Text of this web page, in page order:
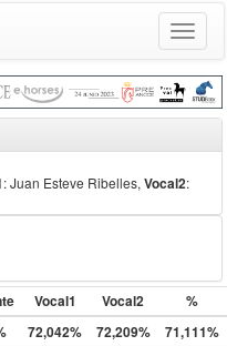
Toggle
: Juan Esteve Ribelles, Vocal2:
Vocal1 Vocal2
%
72,042% 72,209% 71,111%